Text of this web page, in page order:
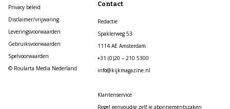
Privacy beleid
Disclaimer/vrijwaring
Leveringsvoorwaarden
Gebruiksvoorwaarden
Spelvoorwaarden
© Roularta Media Nederland
Contact
Redactie
Spaklerweg 53
1114 AE Amsterdam
+31 (0)20 – 210 5300
info@kijkmagazine.nl
Klantenservice
Regel eenvoudig zelf je abonnementszaken